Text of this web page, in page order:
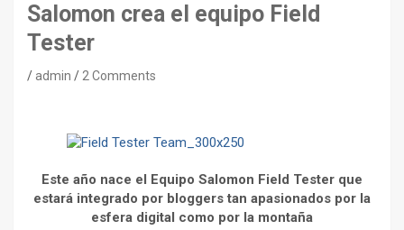
Salomon crea el equipo Field
Tester
admin 2 Comments
Este año nace el Equipo Salomon Field Tester que
estará integrado por bloggers tan apasionados por la
esfera digital como por la montaña